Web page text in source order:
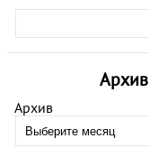
Архив
Архив